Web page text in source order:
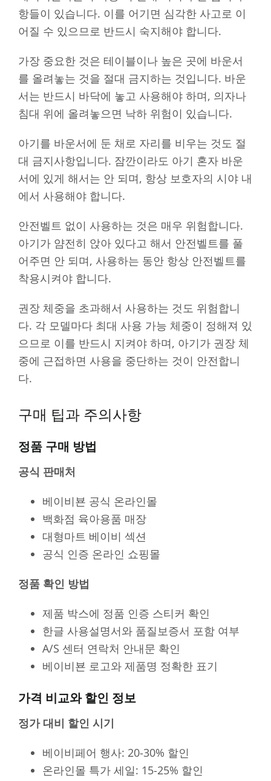
항들이 있습니다. 이를 어기면 심각한 사고로 이
어질 수 있으므로 반드시 숙지해야 합니다.
가장 중요한 것은 테이블이나 높은 곳에 바운서
를 올려놓는 것을 절대 금지하는 것입니다. 바운
서는 반드시 바닥에 놓고 사용해야 하며, 의자나
침대 위에 올려놓으면 낙하 위험이 있습니다.
아기를 바운서에 둔 채로 자리를 비우는 것도 절
대 금지사항입니다. 잠깐이라도 아기 혼자 바운
서에 있게 해서는 안 되며, 항상 보호자의 시야 내
에서 사용해야 합니다.
안전벨트 없이 사용하는 것은 매우 위험합니다.
아기가 얌전히 앉아 있다고 해서 안전벨트를 풀
어주면 안 되며, 사용하는 동안 항상 안전벨트를
착용시켜야 합니다.
권장 체중을 초과해서 사용하는 것도 위험합니
다. 각 모델마다 최대 사용 가능 체중이 정해져 있
으므로 이를 반드시 지켜야 하며, 아기가 권장 체
중에 근접하면 사용을 중단하는 것이 안전합니
다.
구매 팁과 주의사항
정품 구매 방법
공식 판매처
베이비뵨 공식 온라인몰
백화점 육아용품 매장
대형마트 베이비 섹션
공식 인증 온라인 쇼핑몰
정품 확인 방법
제품 박스에 정품 인증 스티커 확인
한글 사용설명서와 품질보증서 포함 여부
A/S 센터 연락처 안내문 확인
베이비뵨 로고와 제품명 정확한 표기
가격 비교와 할인 정보
정가 대비 할인 시기
베이비페어 행사: 20-30% 할인
온라인몰 특가 세일: 15-25% 할인